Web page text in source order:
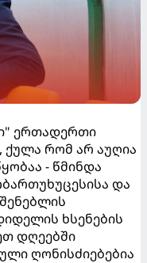
ერთადერთი
ქულა რომ არ აუღია
- წმინდა
და
ხსენების
დღეებში
ღონისძიებებია